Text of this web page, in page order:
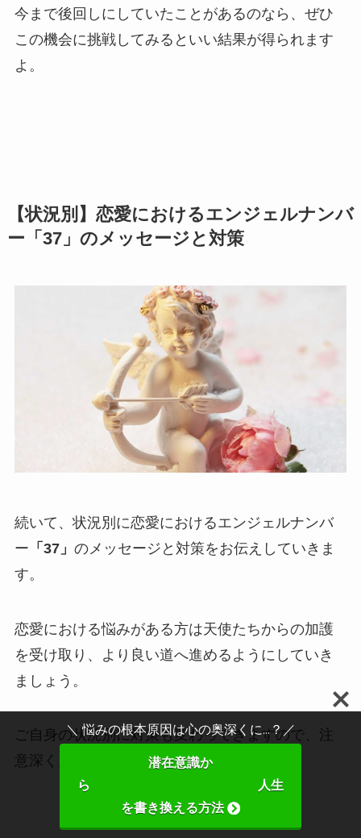
今まで後回しにしていたことがあるのなら、ぜひ
この機会に挑戦してみるといい結果が得られます
よ。
【状況別】恋愛におけるエンジェルナンバ
ー「37」のメッセージと対策
続いて、状況別に恋愛におけるエンジェルナンバ
ー 「37」 のメッセージと対策をお伝えしていきま
す。
恋愛における悩みがある方は天使たちからの加護
を受け取り、より良い道へ進めるようにしていき
ましょう。
ご自身の状況別に対策も変わってきますので、注
意深く見ることが必要です。
＼ 悩みの根本原因は心の奥深くに...？／
潜在意識か
ら 人生
を書き換える方法